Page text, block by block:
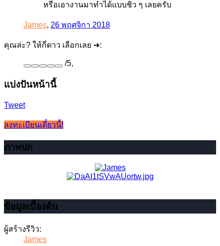
หรือเอางานมาทำได้แบบชิว ๆ เลยครับ
James, 26 พฤศจิกา 2018
คุณล่ะ? ให้กี่ดาว เลือกเลย ➜:
/5,
แบ่งปันหน้านี้
Tweet
ลงทะเบียนเดี๋ยวนี้!
ภาพปก
ข้อมูลเบื้องต้น
ผู้สร้างรีวิว:
James